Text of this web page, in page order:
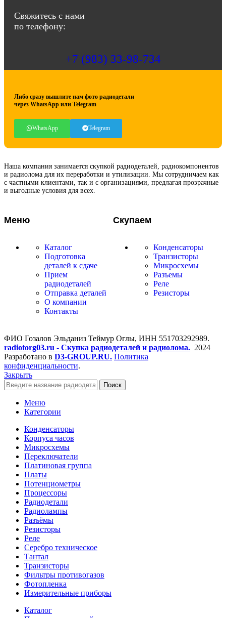
Свяжитесь с нами
по телефону:
+7 (983) 33-98-734
Либо сразу вышлите нам фото радиодетали
через WhatsApp или Telegram
WhatsApp Telegram
Наша компания занимается скупкой радиодеталей, радиокомпонентов
и радиолома для их переработки и утилизации. Мы сотрудничаем как
с частными клиентами, так и с организациями, предлагая прозрачные
и выгодные условия для всех.
Меню
Каталог
Подготовка
деталей к сдаче
Прием
радиодеталей
Отправка деталей
О компании
Контакты
Скупаем
Конденсаторы
Транзисторы
Микросхемы
Разъемы
Реле
Резисторы
ФИО Гозалов Эльданиз Теймур Оглы, ИНН 551703292989.
radiotorg03.ru - Скупка радиодеталей и радиолома. 2024
Разработано в D3-GROUP.RU. Политика
конфиденциальности.
Закрыть
Поиск
Меню
Категории
Конденсаторы
Корпуса часов
Микросхемы
Переключатели
Платиновая группа
Платы
Потенциометры
Процессоры
Радиодетали
Радиолампы
Разъёмы
Резисторы
Реле
Серебро техническое
Тантал
Транзисторы
Фильтры противогазов
Фотопленка
Измерительные приборы
Каталог